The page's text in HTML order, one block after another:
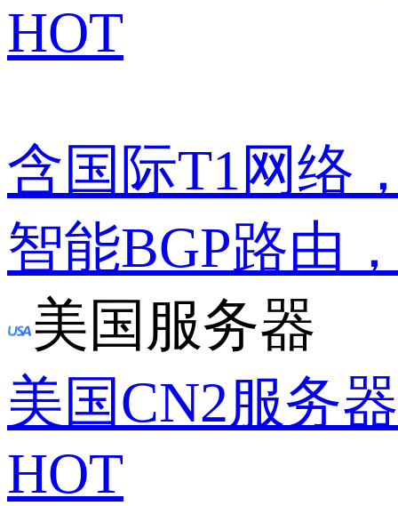
HOT
含国际T1网络
智能BGP路由
美国服务器
美国CN2服务器
HOT